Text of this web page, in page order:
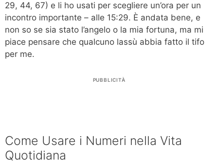
29, 44, 67) e li ho usati per scegliere un’ora per un
incontro importante – alle 15:29. È andata bene, e
non so se sia stato l’angelo o la mia fortuna, ma mi
piace pensare che qualcuno lassù abbia fatto il tifo
per me.
PUBBLICITÀ
Come Usare i Numeri nella Vita
Quotidiana